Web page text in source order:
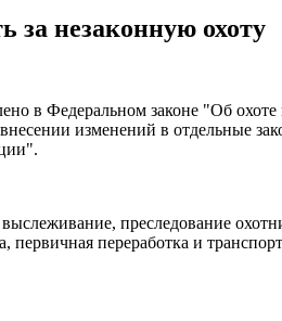
за незаконную охоту
в Федеральном законе "Об
изменений в отдельные
преследование
первичная переработка и